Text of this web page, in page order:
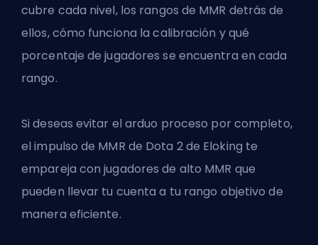
cubre cada nivel, los rangos de MMR detrás de
ellos, cómo funciona la calibración y qué
porcentaje de jugadores se encuentra en cada
rango.
Si deseas evitar el arduo proceso por completo,
el impulso de MMR de Dota 2 de Eloking te
empareja con jugadores de alto MMR que
pueden llevar tu cuenta a tu rango objetivo de
manera eficiente.